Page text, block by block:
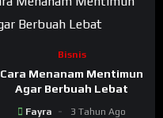
Bisnis
Cara Menanam Mentimun
Agar Berbuah Lebat
Fayra 3 Tahun Ago